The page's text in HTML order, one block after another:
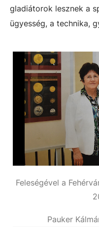
gladiátorok lesznek a
ügyesség, a technika,
Feleségével a
Pauker